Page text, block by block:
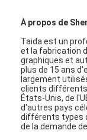
À propos de
Taida est un
et la fabrication
graphiques et
plus de 15 ans
largement
clients
États-Unis, de
d'autres pays
différents types
de la demande